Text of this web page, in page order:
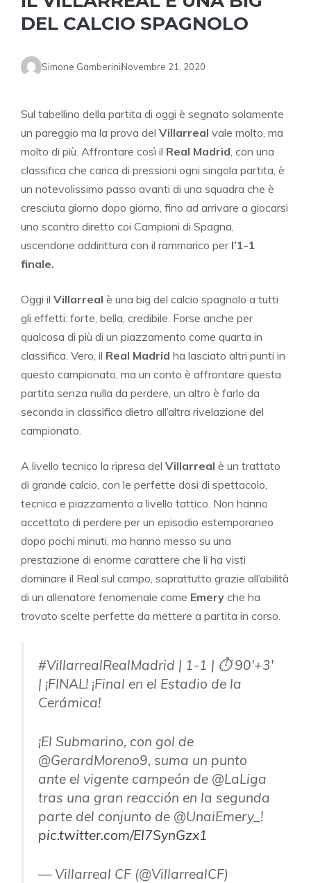
DEL CALCIO SPAGNOLO
Simone GamberiniNovembre 21, 2020
Sul tabellino della partita di oggi è segnato solamente
un pareggio ma la prova del Villarreal vale molto, ma
molto di più. Affrontare così il Real Madrid, con una
classifica che carica di pressioni ogni singola partita, è
un notevolissimo passo avanti di una squadra che è
cresciuta giorno dopo giorno, fino ad arrivare a giocarsi
uno scontro diretto coi Campioni di Spagna,
uscendone addirittura con il rammarico perl’1-1
finale.
Oggi il Villarreal è una big del calcio spagnolo a tutti
gli effetti: forte, bella, credibile. Forse anche per
qualcosa di più di un piazzamento come quarta in
classifica. Vero, il Real Madrid ha lasciato altri punti in
questo campionato, ma un conto è affrontare questa
partita senza nulla da perdere, un altro è farlo da
seconda in classifica dietro all’altra rivelazione del
campionato.
A livello tecnico la ripresa del Villarreal è un trattato
di grande calcio, con le perfette dosi di spettacolo,
tecnica e piazzamento a livello tattico. Non hanno
accettato di perdere per un episodio estemporaneo
dopo pochi minuti, ma hanno messo su una
prestazione di enorme carattere che li ha visti
dominare il Real sul campo, soprattutto grazie all’abilità
di un allenatore fenomenale come Emery che ha
trovato scelte perfette da mettere a partita in corso.
#VillarrealRealMadrid | 1-1 | ⏱️ 90'+3'
| ¡FINAL! ¡Final en el Estadio de la
Cerámica!
¡El Submarino, con gol de
@GerardMoreno9, suma un punto
ante el vigente campeón de @LaLiga
tras una gran reacción en la segunda
parte del conjunto de @UnaiEmery_!
pic.twitter.com/EI7SynGzx1
— Villarreal CF (@VillarrealCF)